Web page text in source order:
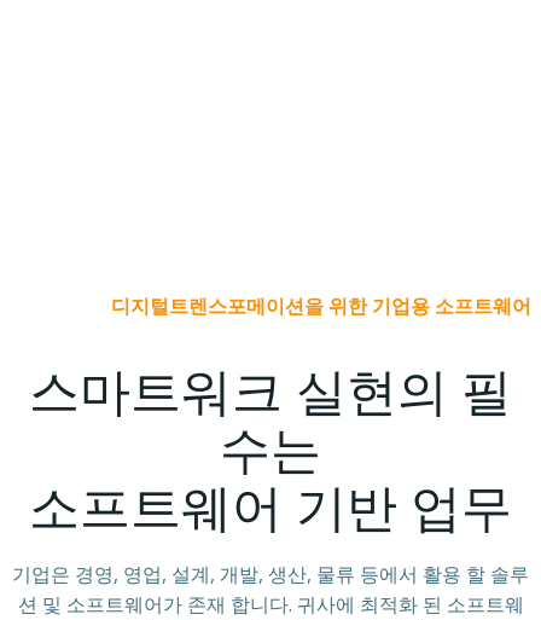
디지털트렌스포메이션을 위한 기업용 소프트웨어
스마트워크 실현의 필
수는
소프트웨어 기반 업무
기업은 경영, 영업, 설계, 개발, 생산, 물류 등에서 활용 할 솔루
션 및 소프트웨어가 존재 합니다. 귀사에 최적화 된 소프트웨